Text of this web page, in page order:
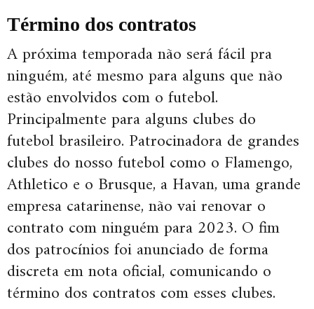
Término dos contratos
A próxima temporada não será fácil pra
ninguém, até mesmo para alguns que não
estão envolvidos com o futebol.
Principalmente para alguns clubes do
futebol brasileiro. Patrocinadora de grandes
clubes do nosso futebol como o Flamengo,
Athletico e o Brusque, a Havan, uma grande
empresa catarinense, não vai renovar o
contrato com ninguém para 2023. O fim
dos patrocínios foi anunciado de forma
discreta em nota oficial, comunicando o
término dos contratos com esses clubes.